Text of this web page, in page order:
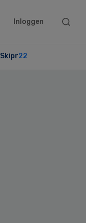
Inloggen
Search
Skipr22